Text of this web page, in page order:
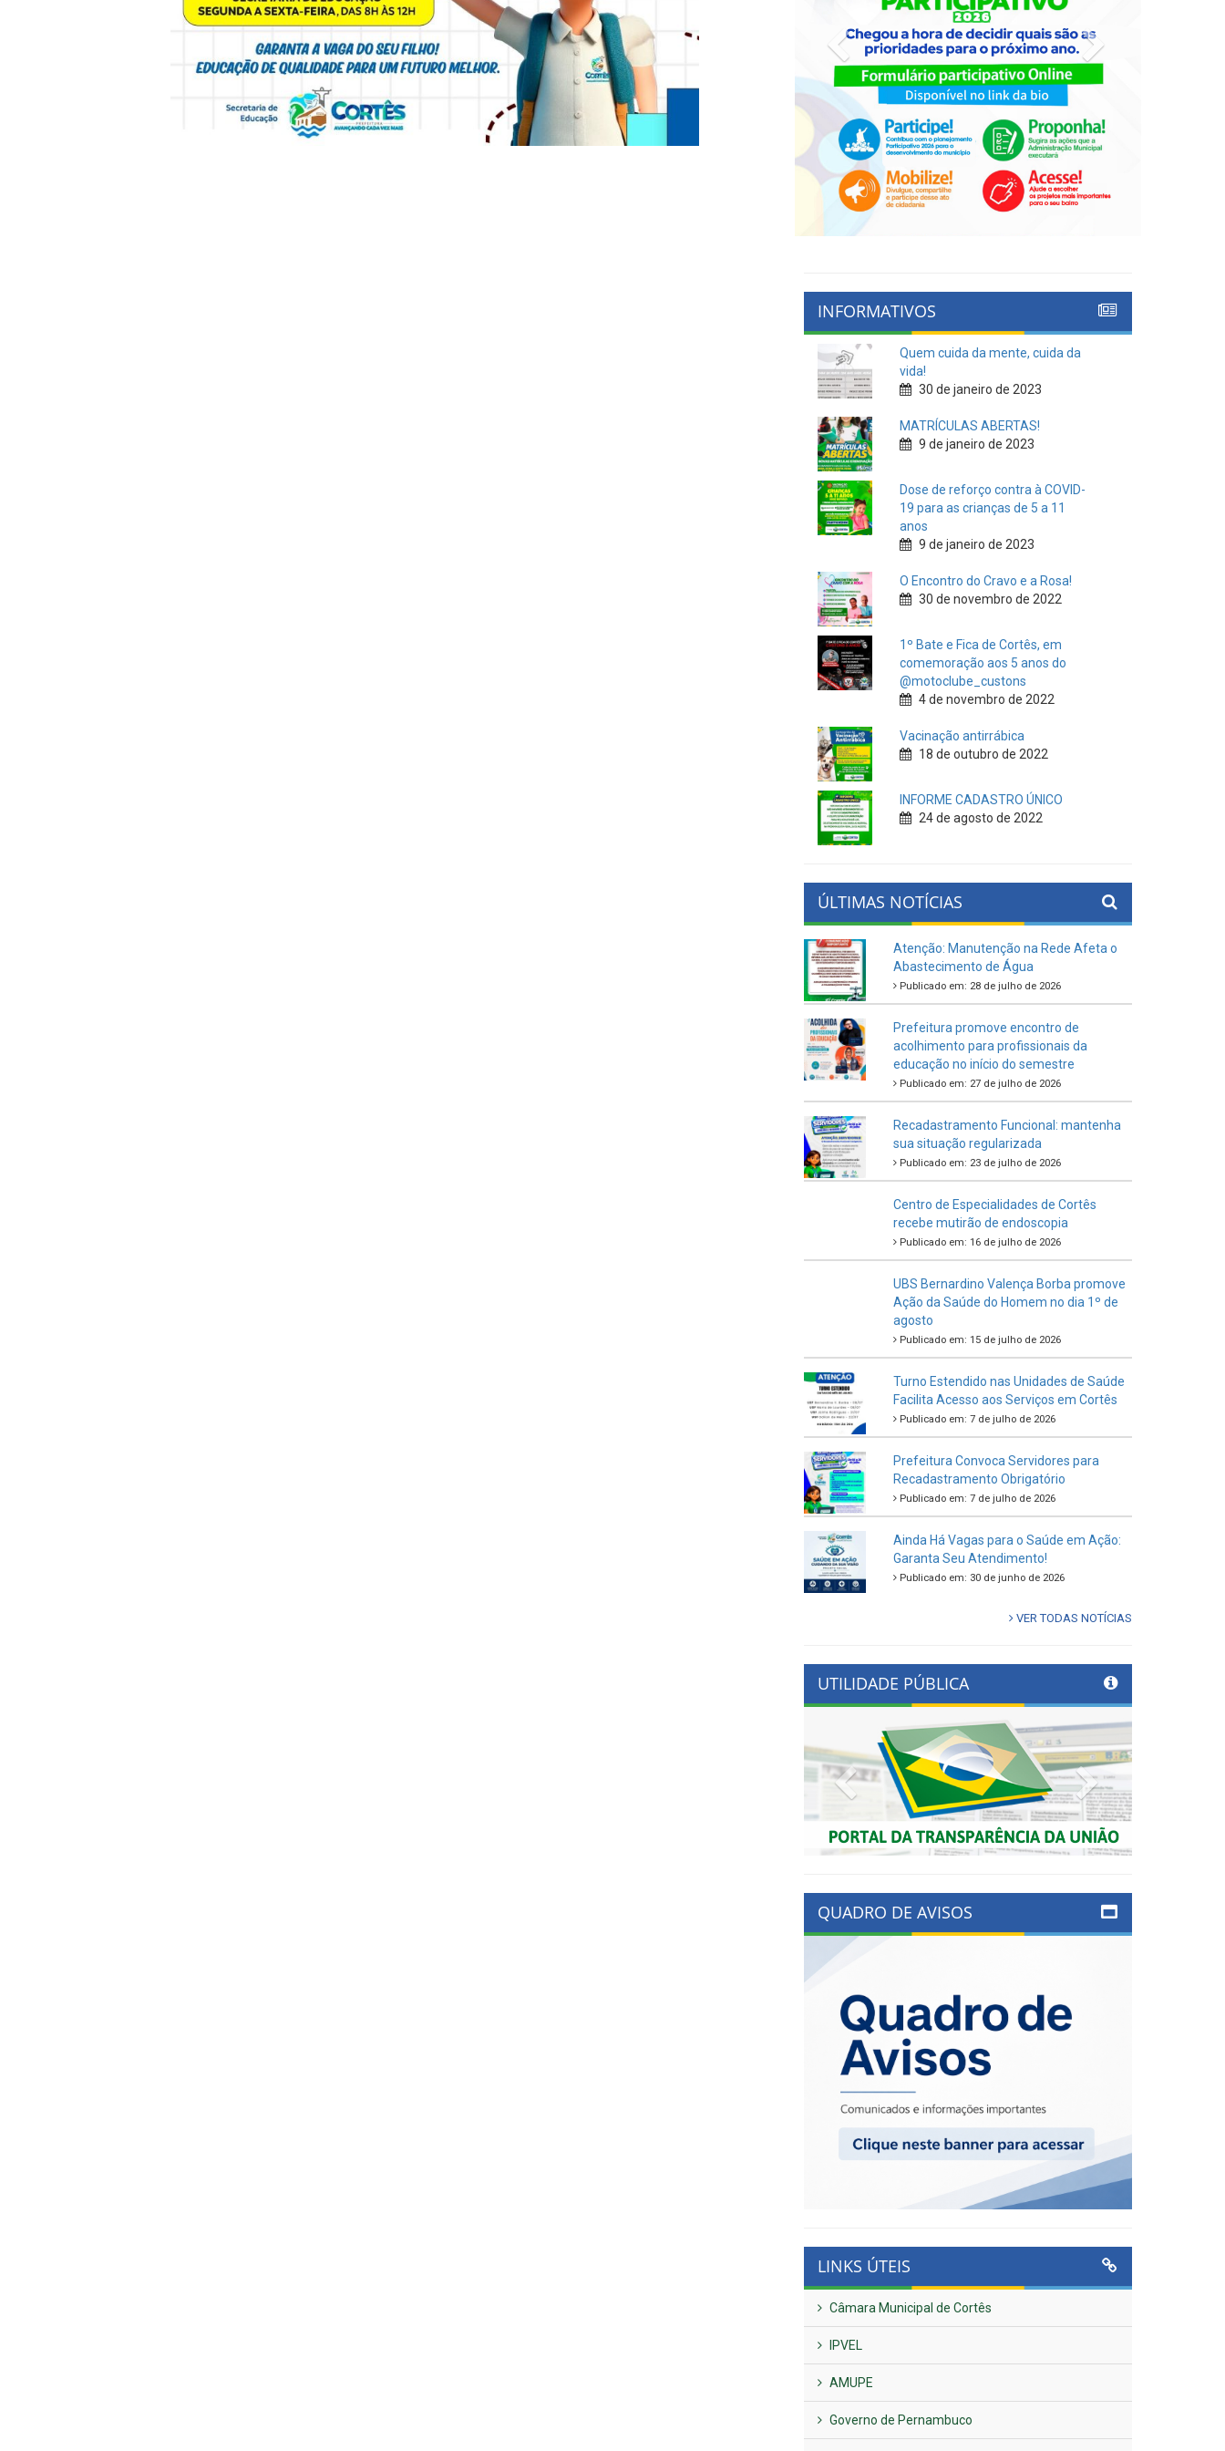
Previous
INFORMATIVOS
Quem cuida da mente, cuida da
vida!
30 de janeiro de 2023
MATRÍCULAS ABERTAS!
9 de janeiro de 2023
Dose de reforço contra à COVID-
19 para as crianças de 5 a 11
anos
9 de janeiro de 2023
O Encontro do Cravo e a Rosa!
30 de novembro de 2022
1º Bate e Fica de Cortês, em
comemoração aos 5 anos do
@motoclube_custons
4 de novembro de 2022
Vacinação antirrábica
18 de outubro de 2022
INFORME CADASTRO ÚNICO
24 de agosto de 2022
ÚLTIMAS NOTÍCIAS
Atenção: Manutenção na Rede Afeta o
Abastecimento de Água
Publicado em: 28 de julho de 2026
Prefeitura promove encontro de
acolhimento para profissionais da
educação no início do semestre
Publicado em: 27 de julho de 2026
Recadastramento Funcional: mantenha
sua situação regularizada
Publicado em: 23 de julho de 2026
Centro de Especialidades de Cortês
recebe mutirão de endoscopia
Publicado em: 16 de julho de 2026
UBS Bernardino Valença Borba promove
Ação da Saúde do Homem no dia 1º de
agosto
Publicado em: 15 de julho de 2026
Turno Estendido nas Unidades de Saúde
Facilita Acesso aos Serviços em Cortês
Publicado em: 7 de julho de 2026
Prefeitura Convoca Servidores para
Recadastramento Obrigatório
Publicado em: 7 de julho de 2026
Ainda Há Vagas para o Saúde em Ação:
Garanta Seu Atendimento!
Publicado em: 30 de junho de 2026
VER TODAS NOTÍCIAS
UTILIDADE PÚBLICA
Previous Next
QUADRO DE AVISOS
LINKS ÚTEIS
Câmara Municipal de Cortês
IPVEL
AMUPE
Governo de Pernambuco